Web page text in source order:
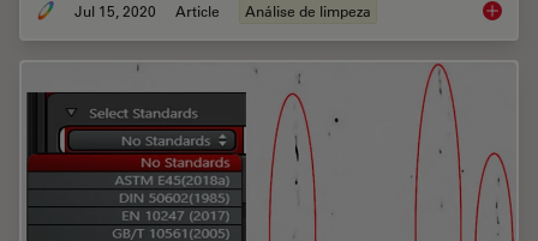
Jul 15, 2020 Article Análise de limpeza Depth